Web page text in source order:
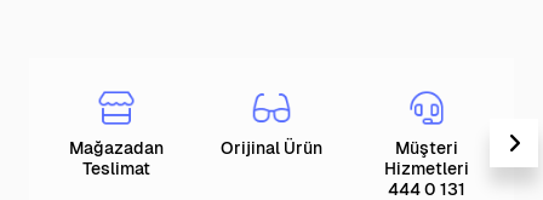
Mağazadan
Teslimat
Orijinal Ürün
Müşteri
Hizmetleri
444 0 131